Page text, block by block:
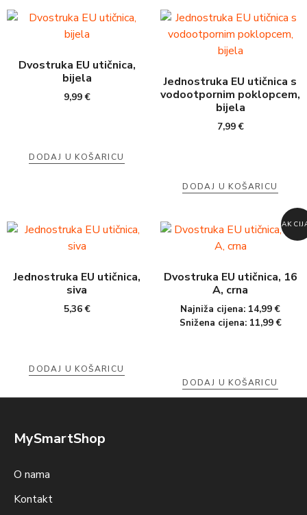
Dvostruka EU utičnica,
bijela
9,99€
DODAJ U KOŠARICU
Jednostruka EU utičnica s
vodootpornim poklopcem,
bijela
7,99€
DODAJ U KOŠARICU
Jednostruka EU utičnica,
siva
5,36€
DODAJ U KOŠARICU
Dvostruka EU utičnica, 16
A, crna
Najniža cijena: 14,99€
Snižena cijena: 11,99€
DODAJ U KOŠARICU
MySmartShop
O nama
Kontakt